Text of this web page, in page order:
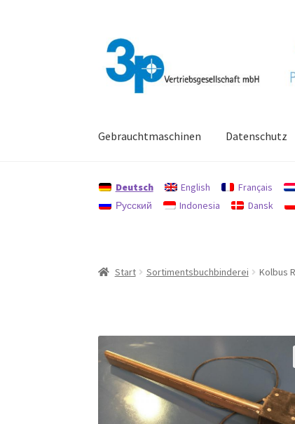
Navigation
springen
Zum
Inhalt
springen
Gebrauchtmaschinen Datenschutz
Deutsch English Français
Русский
Indonesia Dansk
Start Sortimentsbuchbinderei Kolbus